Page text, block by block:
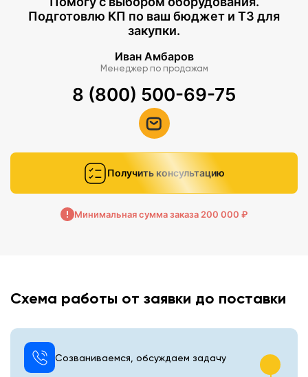
Подготовлю КП по ваш бюджет и ТЗ для
закупки.
Иван Амбаров
Менеджер по продажам
8 (800) 500-69-75
Получить консультацию
Минимальная сумма заказа 200 000 ₽
Схема работы от заявки до поставки
Созваниваемся, обсуждаем задачу